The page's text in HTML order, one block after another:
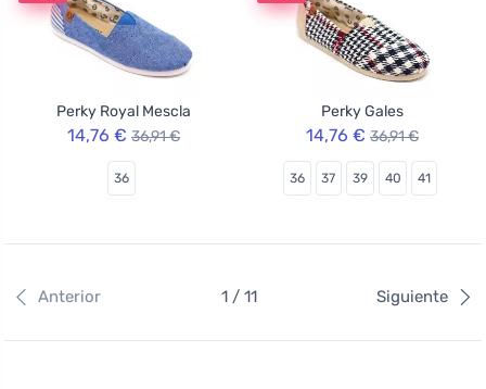
Perky Royal Mescla
14,76 € 36,91 €
36
Perky Gales
14,76 € 36,91 €
36 37 39 40 41
Anterior 1 / 11 Siguiente